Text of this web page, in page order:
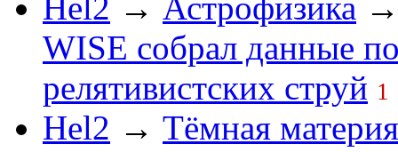
WISE собрал данные
релятивистских струй 1
Hel2 → Тёмная материя